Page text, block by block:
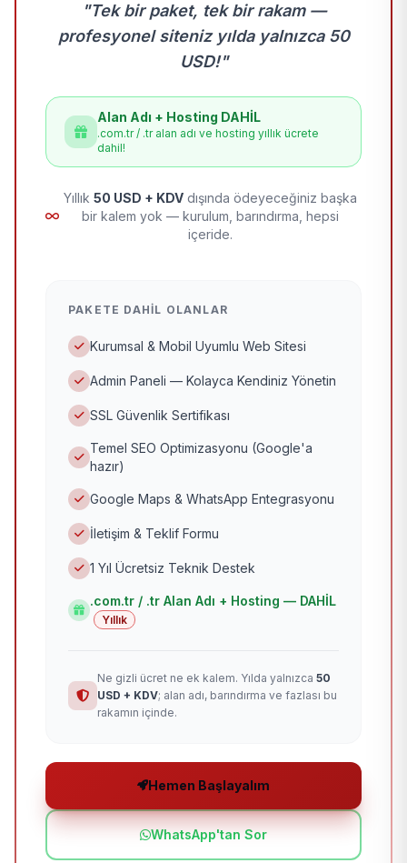
"Tek bir paket, tek bir rakam —
profesyonel siteniz yılda yalnızca 50
USD!"
Alan Adı + Hosting DAHİL
.com.tr / .tr alan adı ve hosting yıllık ücrete
dahil!
Yıllık 50 USD + KDV dışında ödeyeceğiniz başka
bir kalem yok — kurulum, barındırma, hepsi
içeride.
PAKETE DAHIL OLANLAR
Kurumsal & Mobil Uyumlu Web Sitesi
Admin Paneli — Kolayca Kendiniz Yönetin
SSL Güvenlik Sertifikası
Temel SEO Optimizasyonu (Google'a
hazır)
Google Maps & WhatsApp Entegrasyonu
İletişim & Teklif Formu
1 Yıl Ücretsiz Teknik Destek
.com.tr / .tr Alan Adı + Hosting — DAHİL
Yıllık
Ne gizli ücret ne ek kalem. Yılda yalnızca 50
USD + KDV; alan adı, barındırma ve fazlası bu
rakamın içinde.
Hemen Başlayalım
WhatsApp'tan Sor